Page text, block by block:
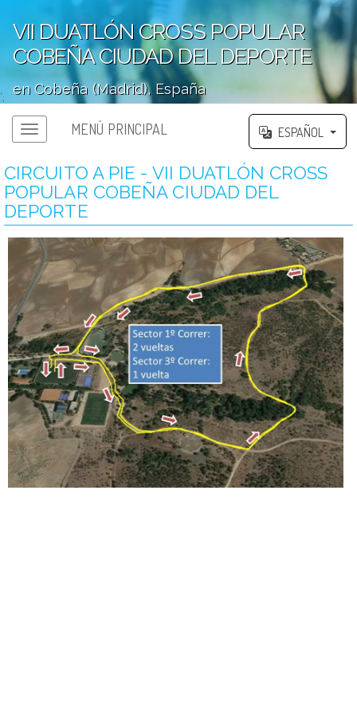
VII DUATLÓN CROSS POPULAR
COBEÑA CIUDAD DEL DEPORTE
en Cobeña (Madrid), España
';
MENÚ PRINCIPAL ESPAÑOL
CIRCUITO A PIE - VII DUATLÓN CROSS
POPULAR COBEÑA CIUDAD DEL
DEPORTE